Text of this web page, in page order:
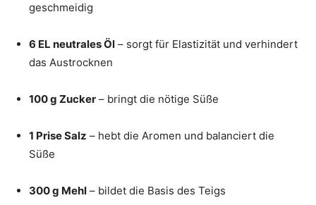
geschmeidig
6 EL neutrales Öl – sorgt für Elastizität und verhindert
das Austrocknen
100 g Zucker – bringt die nötige Süße
1 Prise Salz – hebt die Aromen und balanciert die
Süße
300 g Mehl – bildet die Basis des Teigs